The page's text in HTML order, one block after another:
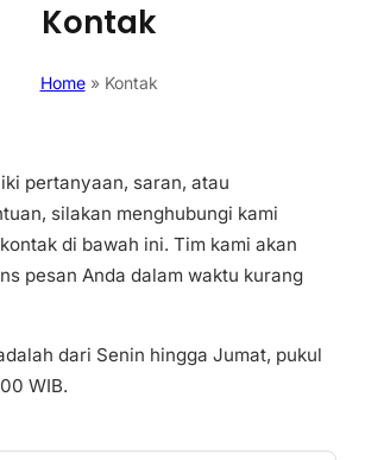
Kontak
Home» Kontak
pertanyaan, saran, atau
silakan menghubungi kami
di bawah ini. Tim kami akan
pesan Anda dalam waktu kurang
dari Senin hingga Jumat, pukul
WIB.